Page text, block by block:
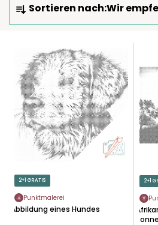
O
O
R
U
N
Sortieren nach:Wir
D
R
O
D
2+1 GRATIS
Punktmalerei
Abbildung eines Hundes
2+1